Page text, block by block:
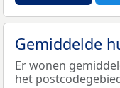
Gemiddelde
Er wonen
het